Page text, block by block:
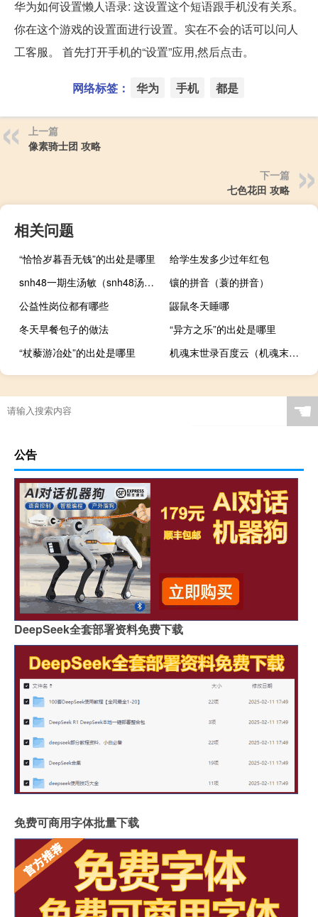
华为如何设置懒人语录: 这设置这个短语跟手机没有关系。
你在这个游戏的设置面进行设置。实在不会的话可以问人
工客服。 首先打开手机的“设置”应用,然后点击。
网络标签： 华为 手机 都是
上一篇
像素骑士团 攻略
下一篇
七色花田 攻略
相关问题
“恰恰岁暮吾无钱”的出处是哪里
给学生发多少过年红包
snh48一期生汤敏（snh48汤敏退团）
镶的拼音（蓑的拼音）
公益性岗位都有哪些
鼹鼠冬天睡哪
冬天早餐包子的做法
“异方之乐”的出处是哪里
“杖藜游冶处”的出处是哪里
机魂末世录百度云（机魂末世录）
☚
公告
DeepSeek全套部署资料免费下载
免费可商用字体批量下载